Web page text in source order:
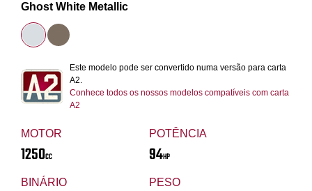
MOTOR
1250CC
POTÊNCIA
94HP
BINÁRIO PESO
Ghost White Metallic
Este modelo pode ser convertido numa versão para carta
A2.
Conhece todos os nossos modelos compatíveis com carta
A2